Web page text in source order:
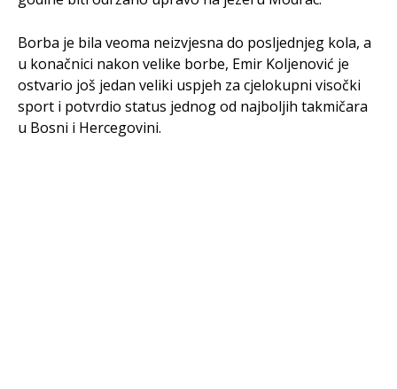
Borba je bila veoma neizvjesna do posljednjeg kola, a
u konačnici nakon velike borbe, Emir Koljenović je
ostvario još jedan veliki uspjeh za cjelokupni visočki
sport i potvrdio status jednog od najboljih takmičara
u Bosni i Hercegovini.